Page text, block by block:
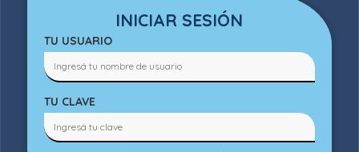
INICIAR SESIÓN
TU USUARIO
TU CLAVE